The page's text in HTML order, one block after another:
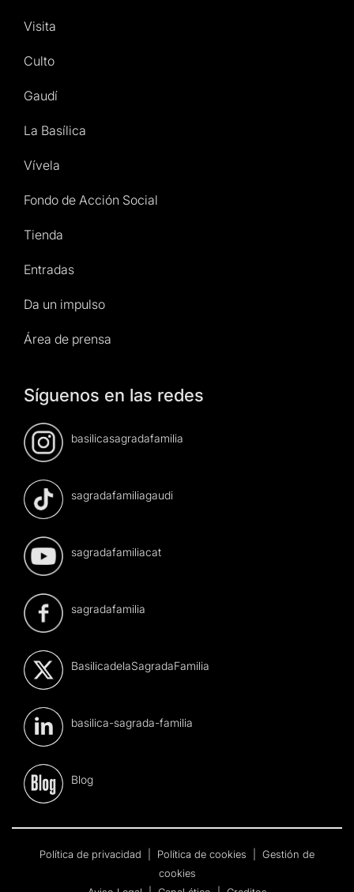
Visita
Culto
Gaudí
La Basílica
Vívela
Fondo de Acción Social
Tienda
Entradas
Da un impulso
Área de prensa
Síguenos en las redes
basilicasagradafamilia
sagradafamiliagaudi
sagradafamiliacat
sagradafamilia
BasilicadelaSagradaFamilia
basilica-sagrada-familia
Blog
Política de privacidad Política de cookies
Gestión de
cookies